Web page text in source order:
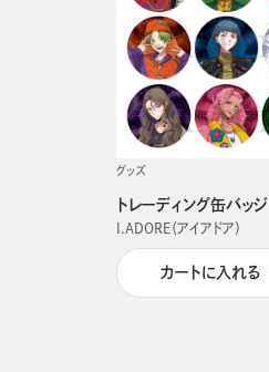
グッズ
トレーディング缶バッジ
I.ADORE（アイアドア）
カートに入れる